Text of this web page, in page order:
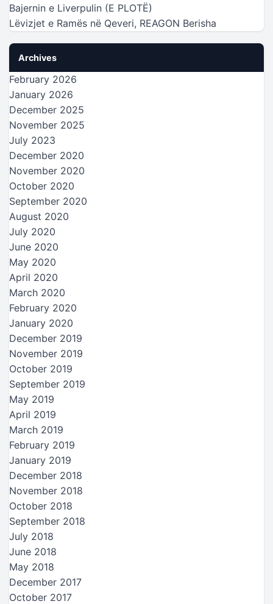
Bajernin e Liverpulin (E PLOTË)
Lëvizjet e Ramës në Qeveri, REAGON Berisha
Archives
February 2026
January 2026
December 2025
November 2025
July 2023
December 2020
November 2020
October 2020
September 2020
August 2020
July 2020
June 2020
May 2020
April 2020
March 2020
February 2020
January 2020
December 2019
November 2019
October 2019
September 2019
May 2019
April 2019
March 2019
February 2019
January 2019
December 2018
November 2018
October 2018
September 2018
July 2018
June 2018
May 2018
December 2017
October 2017